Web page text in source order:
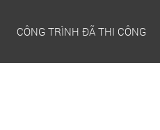
CÔNG TRÌNH ĐÃ THI CÔNG